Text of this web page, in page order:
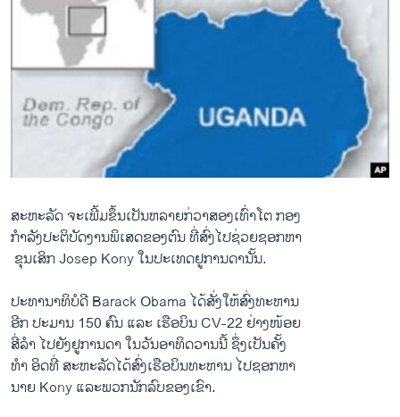
ອິດສະຫຼະພາບດ້ານການຂ່າວ
ຊີວິດຊາວລາວ
ຊຸມຊົນຊາວລາວ
ວິທະຍາສາດ-ເທັກໂນໂລຈີ
ພາສາອັງກິດ
ວີດີໂອ
ສຽງ
ລາຍງານ
ຕິດຕາມພວກເຮົາ ທີ່
ພາສາຕ່າງໆ
ສະຫະລັດ ຈະ​ເພີ້​ມຂຶ້ນ​ເປັນ​ຫລາຍ​ກ່ວາ​ສອງ​ເທົ່າ​ໂຕ ກອງ
ກຳລັງ​ປະຕິບັດ​ງານພິ​ເສດຂອງ​ຕົນ ທີ່​ສົ່ງ​ໄປ​ຊ່ວຍ​ຊອກ​ຫາ
​ ຂຸນ​ເສິກ Josep Kony ​ໃນ​ປະ​ເທດ​ຢູການ​ດາ​ນັ້ນ.
ປະ​ທາ​ນາ​ທິບໍດີ Barack Obama ​ໄດ້​ສັ່ງ​ໃຫ້​ສົ່ງ​ທະຫານ
​ອີກ ປະມານ 150 ຄົນ ​ແລະ​ ເຮືອບິນ CV-22 ຢ່າງ​ໜ້ອຍ
​ສີ່ລຳ ​ໄປຍັງຢູການ​ດາ ​ໃນ​ວັນ​ອາທິດ​ວານ​ນີ້ ຊຶ່ງ​ເປັນ​ຄັ້ງ​
ທຳ ​ອິດ​ທີ່ ສະຫະລັດ​ໄດ້​ສົ່ງ​ເຮືອບິນ​ທະຫານ ​ໄປ​ຊອກ​ຫາ
ນາຍ Kony ​ແລະ​ພວກ​ນັກ​ລົບ​ຂອງເຂົາ.